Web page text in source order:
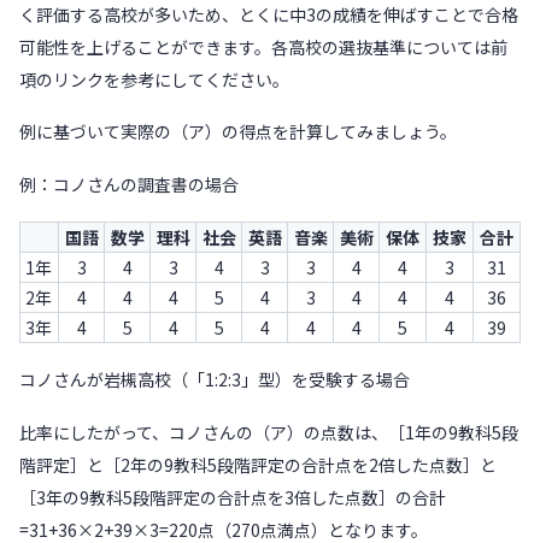
く評価する高校が多いため、とくに中3の成績を伸ばすことで合格
可能性を上げることができます。各高校の選抜基準については前
項のリンクを参考にしてください。
例に基づいて実際の（ア）の得点を計算してみましょう。
例：コノさんの調査書の場合
国語 数学 理科 社会 英語 音楽 美術 保体 技家 合計
1年
3 4 3 4 3 3 4 4 3
31
2年
4 4 4 5 4 3 4 4 4
36
3年
4 5 4 5 4 4 4 5 4 39
コノさんが岩槻高校（「1:2:3」型）を受験する場合
比率にしたがって、コノさんの（ア）の点数は、［1年の9教科5段
階評定］と［2年の9教科5段階評定の合計点を2倍した点数］と
［3年の9教科5段階評定の合計点を3倍した点数］の合計
=31+36×2+39×3=220点（270点満点）となります。